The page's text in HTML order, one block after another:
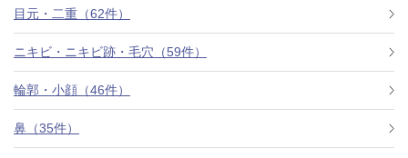
目元・二重（62件）
ニキビ・ニキビ跡・毛穴（59件）
輪郭・小顔（46件）
鼻（35件）